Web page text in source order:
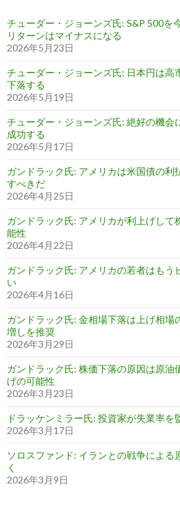
チューダー・ジョーンズ氏: S&P 500を
リターンはマイナスになる
2026年5月23日
チューダー・ジョーンズ氏: 日本円は高
下落する
2026年5月19日
チューダー・ジョーンズ氏: 絶好の機会
成功する
2026年5月17日
ガンドラック氏: アメリカは米国債の利
すべきだ
2026年4月25日
ガンドラック氏: アメリカが利上げして
能性
2026年4月22日
ガンドラック氏: アメリカの若者はもう
い
2026年4月16日
ガンドラック氏: 金相場下落は上げ相場
増しを推奨
2026年3月29日
ガンドラック氏: 株価下落の原因は原油
げの可能性
2026年3月23日
ドラッケンミラー氏: 投資家が失業率を
2026年3月17日
ソロスファンド: イランとの戦争によ
く
2026年3月9日